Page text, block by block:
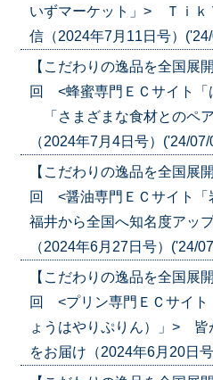
いずマーケット」> Ｔｉｋ
信（2024年7月11日号）
【こだわりの逸品を全国展
回 <蜂蜜専門ＥＣサイト「
「さまざまな食材とのペ
（2024年7月4日号）('24/07/
【こだわりの逸品を全国展
回 <醤油専門ＥＣサイト
福井から全国へ知名度アッ
（2024年6月27日号）('24/
【こだわりの逸品を全国展
回 <プリン専門ＥＣサイト
ょうはやりぷりん）」> 皆
をお届け（2024年6月20日